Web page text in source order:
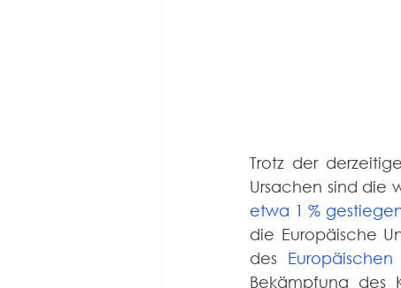
Trotz der
Ursachen sind die
etwa 1 %
die Europäische
des